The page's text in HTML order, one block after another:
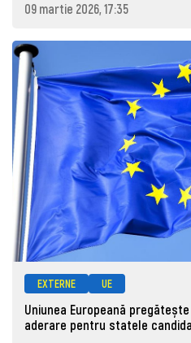
09 martie 2026, 17:35
EXTERNE UE
Uniunea Europeană
aderare pentru statele